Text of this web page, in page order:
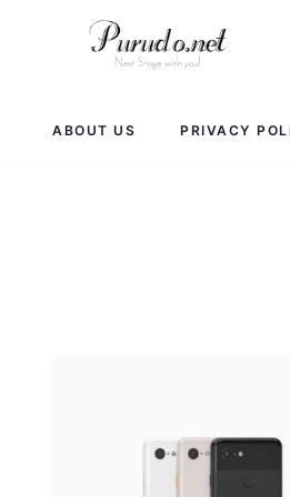
ABOUT US PRIVACY